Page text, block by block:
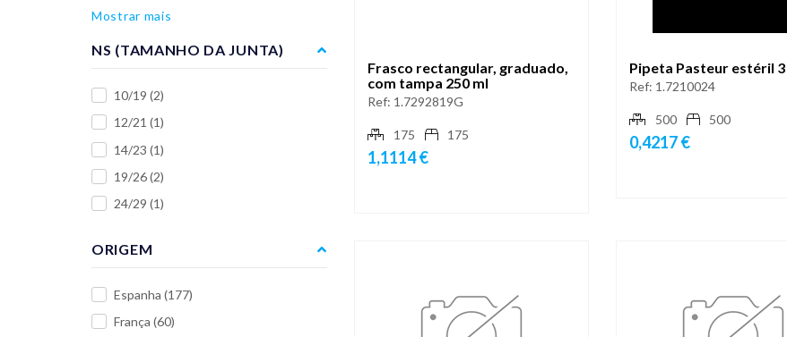
Frasco rectangular, graduado,
com tampa 250 ml
Ref: 1.7292819G
175 175
1,1114 €
Pipeta Pasteur estéril 3
Ref: 1.7210024
500 500
0,4217 €
Mostrar mais
NS (TAMANHO DA JUNTA)
10/19 (2)
12/21 (1)
14/23 (1)
19/26(2)
24/29 (1)
ORIGEM
Espanha (177)
França (60)